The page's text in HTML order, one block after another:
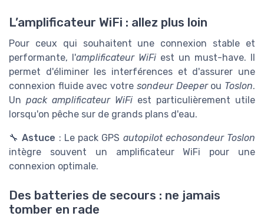
L’amplificateur WiFi : allez plus loin
Pour ceux qui souhaitent une connexion stable et
performante, l'amplificateur WiFi est un must-have. Il
permet d'éliminer les interférences et d'assurer une
connexion fluide avec votre sondeur Deeperou Toslon.
Un pack amplificateur WiFi est particulièrement utile
lorsqu'on pêche sur de grands plans d'eau.
🔧Astuce : Le pack GPS autopilot echosondeur Toslon
intègre souvent un amplificateur WiFi pour une
connexion optimale.
Des batteries de secours : ne jamais
tomber en rade